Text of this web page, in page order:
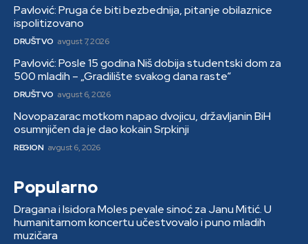
Pavlović: Pruga će biti bezbednija, pitanje obilaznice
ispolitizovano
DRUŠTVO avgust 7, 2026
Pavlović: Posle 15 godina Niš dobija studentski dom za
500 mladih – „Gradilište svakog dana raste“
DRUŠTVO avgust 6, 2026
Novopazarac motkom napao dvojicu, državljanin BiH
osumnjičen da je dao kokain Srpkinji
REGION avgust 6, 2026
Popularno
Dragana i Isidora Moles pevale sinoć za Janu Mitić. U
humanitarnom koncertu učestvovalo i puno mladih
muzičara